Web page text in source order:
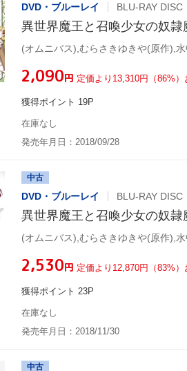
DVD・ブルーレイ BLU-RAY DISC
異世界魔王と召喚少女の奴
¥2,090円 定価より13,310円（86%）
獲得ポイント 19P
在庫なし
発売年月日：2018/09/28
中古
DVD・ブルーレイ BLU-RAY DISC
異世界魔王と召喚少女の奴
¥2,530円 定価より12,870円（83%）
獲得ポイント 23P
在庫なし
発売年月日：2018/11/30
中古